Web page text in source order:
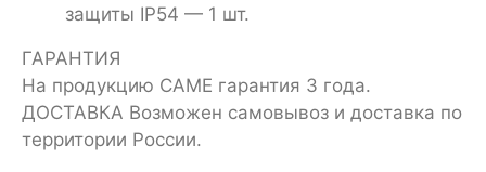
защиты IP54 — 1 шт.
ГАРАНТИЯ
На продукцию CAME гарантия 3 года.
ДОСТАВКА Возможен самовывоз и доставка по
территории России.